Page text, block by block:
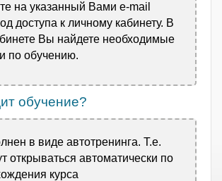
на указанный Вами e-mail
доступа к личному кабинету. В
Вы найдете необходимые
по обучению.
обучение?
в виде автотренинга. Т.е.
открываться автоматически по
курса